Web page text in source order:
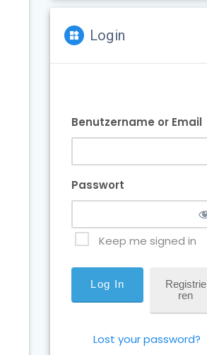
Login
Benutzername or Email
Passwort
Keep me signed in
Registrie
Ren
Lost your password?